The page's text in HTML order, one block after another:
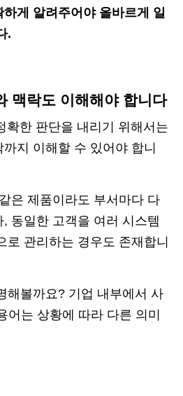
게 알려주어야 올바르게 일
.
맥락도 이해해야 합니다
확한 판단을 내리기 위해서는
지 이해할 수 있어야 합니
은 제품이라도 부서마다 다
동일한 고객을 여러 시스템
로 관리하는 경우도 존재합니
해볼까요? 기업 내부에서 사
어는 상황에 따라 다른 의미